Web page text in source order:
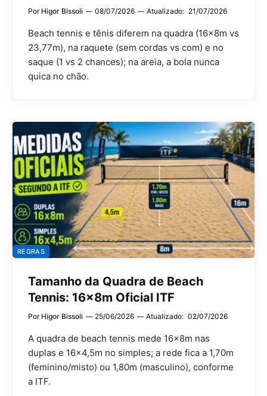
Por Higor Bissoli 08/07/2026 Atualizado: 21/07/2026
Beach tennis e tênis diferem na quadra (16×8m vs
23,77m), na raquete (sem cordas vs com) e no
saque (1 vs 2 chances); na areia, a bola nunca
quica no chão.
REGRAS
Tamanho da Quadra de Beach
Tennis: 16x8m Oficial ITF
Por Higor Bissoli 25/06/2026 Atualizado: 02/07/2026
A quadra de beach tennis mede 16x8m nas
duplas e 16×4,5m no simples; a rede fica a 1,70m
(feminino/misto) ou 1,80m (masculino), conforme
a ITF.